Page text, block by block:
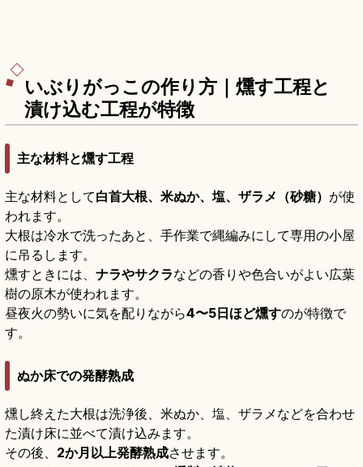
いぶりがっこの作り方｜燻す工程と
漬け込む工程が特徴
主な材料と燻す工程
主な材料として白首大根、米ぬか、塩、ザラメ（砂糖） が使
われます。
大根は冷水で洗ったあと、手作業で縄編みにして専用の小屋
に吊るします。
燻すときには、 ナラやサクラなどの香りや色合いがよい広葉
樹の原木が使われます。
昼夜火の勢いに気を配りながら4〜5日ほど燻すのが特徴で
す。
ぬか床での発酵熟成
燻し終えた大根は洗浄後、米ぬか、塩、ザラメなどを合わせ
た漬け床に並べて漬け込みます。
その後、 2か月以上発酵熟成させます。